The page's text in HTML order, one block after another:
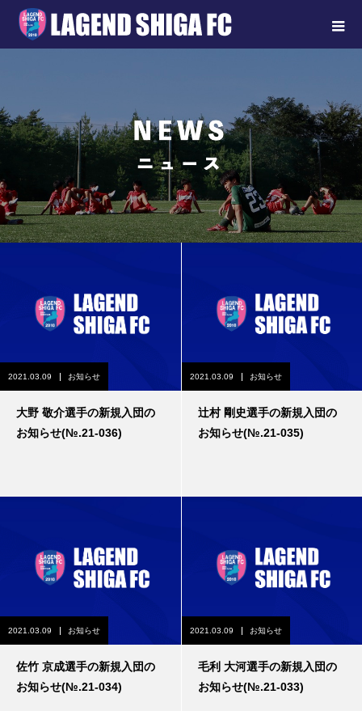
2021.03.09 お知らせ
大野 敬介選手の新規入団の
お知らせ(№.21-036)
2021.03.09 お知らせ
辻村 剛史選手の新規入団の
お知らせ(№.21-035)
2021.03.09 お知らせ
佐竹 京成選手の新規入団の
お知らせ(№.21-034)
2021.03.09 お知らせ
毛利 大河選手の新規入団の
お知らせ(№.21-033)